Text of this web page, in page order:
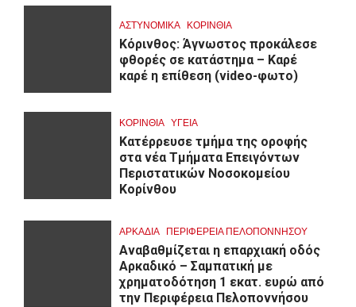
ΑΣΤΥΝΟΜΙΚΑ ΚΟΡΙΝΘΊΑ
Κόρινθος: Άγνωστος προκάλεσε
φθορές σε κατάστημα – Καρέ
καρέ η επίθεση (video-φωτο)
ΚΟΡΙΝΘΊΑ ΥΓΕΙΑ
Kατέρρευσε τμήμα της οροφής
στα νέα Τμήματα Επειγόντων
Περιστατικών Νοσοκομείου
Κορίνθου
ΑΡΚΑΔΊΑ ΠΕΡΙΦΈΡΕΙΑ ΠΕΛΟΠΟΝΝΉΣΟΥ
Αναβαθμίζεται η επαρχιακή οδός
Αρκαδικό – Σαμπατική με
χρηματοδότηση 1 εκατ. ευρώ από
την Περιφέρεια Πελοποννήσου